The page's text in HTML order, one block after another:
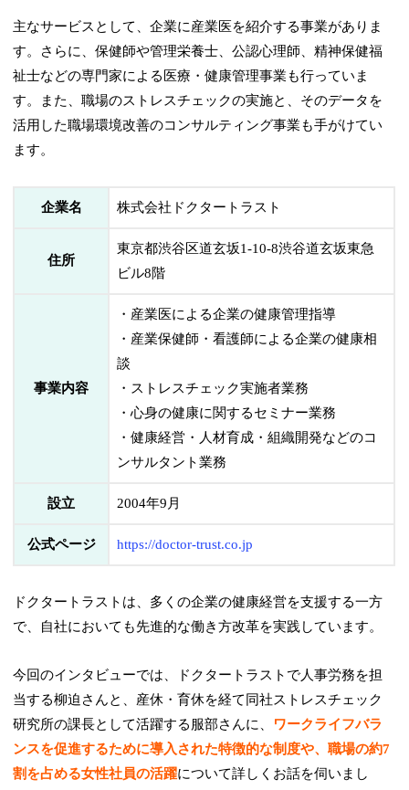
主なサービスとして、企業に産業医を紹介する事業がありま
す。さらに、保健師や管理栄養士、公認心理師、精神保健福
祉士などの専門家による医療・健康管理事業も行っていま
す。また、職場のストレスチェックの実施と、そのデータを
活用した職場環境改善のコンサルティング事業も手がけてい
ます。
企業名 株式会社ドクタートラスト
住所
東京都渋谷区道玄坂1-10-8渋谷道玄坂東急
ビル8階
事業内容
・産業医による企業の健康管理指導
・産業保健師・看護師による企業の健康相
談
・ストレスチェック実施者業務
・心身の健康に関するセミナー業務
・健康経営・人材育成・組織開発などのコ
ンサルタント業務
設立 2004年9月
公式ページ https://doctor-trust.co.jp
ドクタートラストは、多くの企業の健康経営を支援する一方
で、自社においても先進的な働き方改革を実践しています。
今回のインタビューでは、ドクタートラストで人事労務を担
当する柳迫さんと、産休・育休を経て同社ストレスチェック
研究所の課長として活躍する服部さんに、
ワークライフバラ
ンスを促進するために導入された特徴的な制度や、職場の約7
割を占める女性社員の活躍について詳しくお話を伺いまし